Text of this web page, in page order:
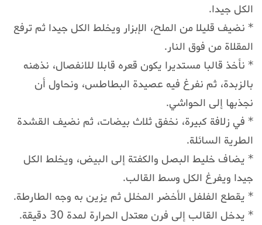
الكل جيدا.
* نضيف قليلا من الملح، الإبزار ويخلط الكل جيدا ثم ترفع
المقلاة من فوق النار.
* نأخذ قالبا مستديرا يكون قعره قابلا للانفصال، نذهنه
بالزبدة، ثم نفرغ فيه عصيدة البطاطس، ونحاول أن
نجذبها إلى الحواشي.
* في زلافة كبيرة، نخفق ثلاث بيضات، ثم نضيف القشدة
الطرية السائلة.
* يضاف خليط البصل والكفتة إلى البيض، ويخلط الكل
جيدا ويفرغ الكل وسط القالب.
* يقطع الفلفل الأخضر المخلل ثم يزين به وجه الطارطة.
* يدخل القالب إلى فرن معتدل الحرارة لمدة 30 دقيقة.